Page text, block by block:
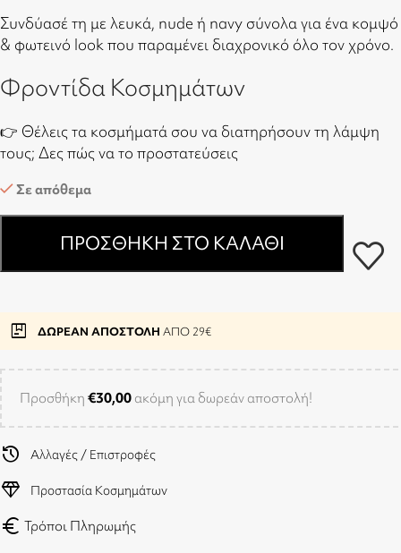
Συνδύασέ τη με λευκά, nude ή navy σύνολα για ένα κομψό
& φωτεινό look που παραμένει διαχρονικό όλο τον χρόνο.
Φροντίδα Κοσμημάτων
👉 Θέλεις τα κοσμήματά σου να διατηρήσουν τη λάμψη
τους; Δες πώς να το προστατεύσεις
Σε απόθεμα
ΠΡΟΣΘΉΚΗ ΣΤΟ ΚΑΛΆΘΙ
package ΔΩΡΕΑΝ ΑΠΟΣΤΟΛΗ ΑΠΟ 29€
Προσθήκη €30,00 ακόμη για δωρεάν αποστολή!
history Αλλαγές / Επιστροφές
diamond Προστασία Κοσμημάτων
euro Τρόποι Πληρωμής